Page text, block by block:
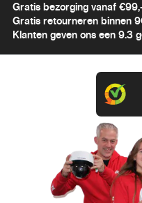
Gratis bezorging vanaf
Gratis retourneren binnen
Klanten geven ons een 9.3